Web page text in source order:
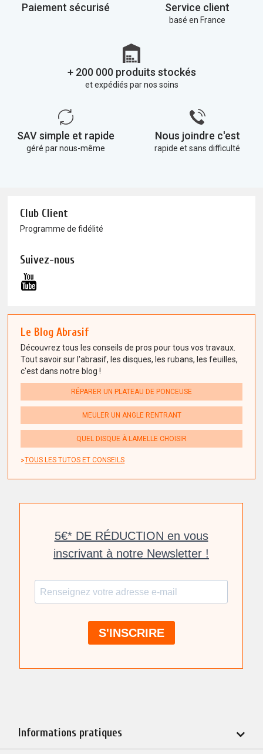
Paiement sécurisé Service client
basé en France
+ 200 000 produits stockés
et expédiés par nos soins
SAV simple et rapide
géré par nous-même
Nous joindre c'est
rapide et sans difficulté
Club Client
Programme de fidélité
Suivez-nous
Le Blog Abrasif
Découvrez tous les conseils de pros pour tous vos travaux.
Tout savoir sur l'abrasif, les disques, les rubans, les feuilles,
c'est dans notre blog !
RÉPARER UN PLATEAU DE PONCEUSE
MEULER UN ANGLE RENTRANT
QUEL DISQUE À LAMELLE CHOISIR
TOUS LES TUTOS ET CONSEILS
Informations pratiques